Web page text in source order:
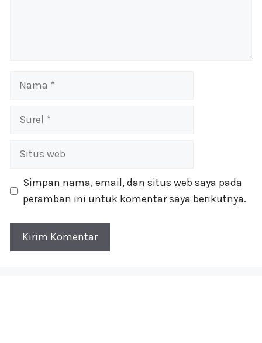
Nama
Surel
Situs
Simpan nama, email, dan situs web saya pada
peramban ini untuk komentar saya berikutnya.